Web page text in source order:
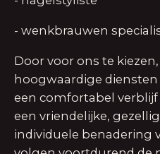
- wenkbrauwen
Door voor ons te
hoogwaardige diensten
een comfortabel
een vriendelijke,
individuele benadering